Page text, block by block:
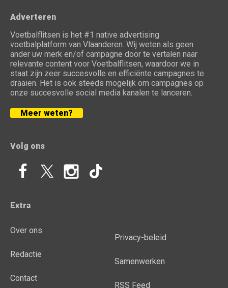
Adverteren
Voetbalflitsen is het #1 native advertising
voetbalplatform van Vlaanderen. Wij weten als geen
ander uw merk en/of campagne door te vertalen naar
relevante content voor Voetbalflitsen, waardoor we in
staat zijn zeer succesvolle en efficiënte campagnes te
draaien. Het is ook steeds mogelijk om campagnes op
onze succesvolle social media kanalen te lanceren.
Meer weten?
Volg ons
Extra
Over ons
Redactie
Contact
Privacy-beleid
Samenwerken
RSS Feed